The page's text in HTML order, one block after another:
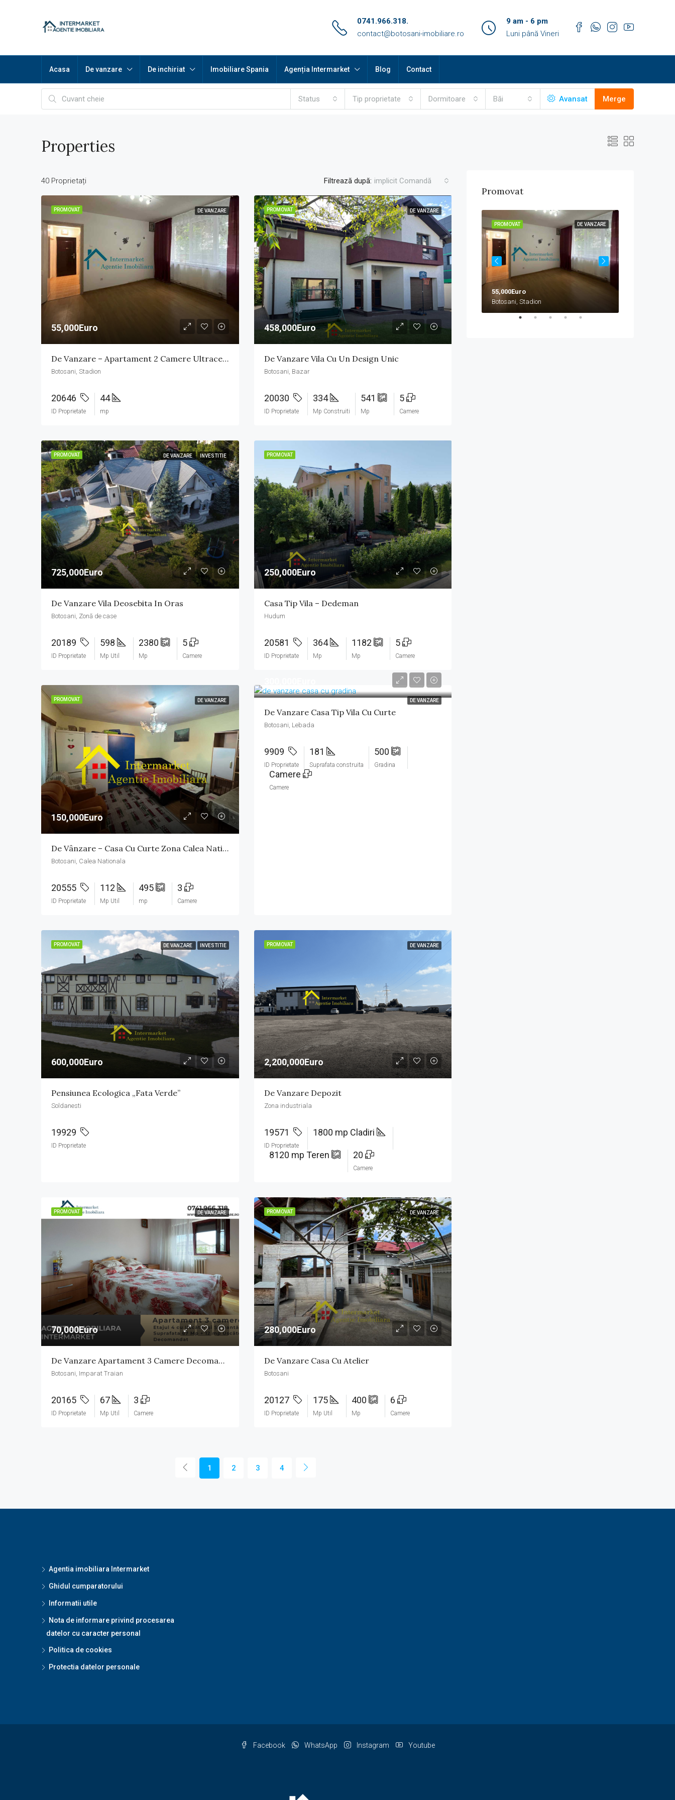
0741.966.318.
contact@botosani-imobiliare.ro
9 am - 6 pm
Luni până Vineri
Acasa De vanzare De inchiriat Imobiliare Spania Agenția Intermarket Blog Contact
Status Tip proprietate Dormitoare Băi Avansat Merge
Properties
40 Proprietați Filtrează după: implicit Comandă
PROMOVAT DE VANZARE
55,000Euro
De Vanzare – Apartament 2 Camere Ultracentral
Botosani, Stadion
20646
ID Proprietate
44
mp
PROMOVAT DE VANZARE
458,000Euro
De Vanzare Vila Cu Un Design Unic
Botosani, Bazar
20030
ID Proprietate
334
Mp Construiti
541
Mp
5
Camere
PROMOVAT DE VANZARE INVESTITIE
725,000Euro
De Vanzare Vila Deosebita In Oras
Botosani, Zonă de case
20189
ID Proprietate
598
Mp Util
2380
Mp
5
Camere
PROMOVAT
250,000Euro
Casa Tip Vila – Dedeman
Hudum
20581
ID Proprietate
364
Mp
1182
Mp
5
Camere
PROMOVAT DE VANZARE
150,000Euro
De Vânzare – Casa Cu Curte Zona Calea Nationala
Botosani, Calea Nationala
20555
ID Proprietate
112
Mp Util
495
mp
3
Camere
DE VANZARE
De Vanzare Casa Tip Vila Cu Curte
Botosani, Lebada
9909
ID Proprietate
181
Suprafata construita
500
Gradina
Camere
Camere
PROMOVAT DE VANZARE INVESTITIE
600,000Euro
Pensiunea Ecologica „Fata Verde”
Soldanesti
19929
ID Proprietate
PROMOVAT DE VANZARE
2,200,000Euro
De Vanzare Depozit
Zona industriala
19571
ID Proprietate
1800 mp Cladiri
8120 mp Teren 20
Camere
PROMOVAT DE VANZARE
70,000Euro
De Vanzare Apartament 3 Camere Decomandat
Botosani, Imparat Traian
20165
ID Proprietate
67
Mp Util
3
Camere
PROMOVAT DE VANZARE
280,000Euro
De Vanzare Casa Cu Atelier
Botosani
20127
ID Proprietate
175
Mp Util
400
Mp
6
Camere
1 2 3 4
Promovat
DE VANZARE
PROMOVAT
150,000Euro
DE VANZARE
PROMOVAT
55,000Euro
Botosani, Stadion
Agentia imobiliara Intermarket
Ghidul cumparatorului
Informatii utile
Nota de informare privind procesarea
datelor cu caracter personal
Politica de cookies
Protectia datelor personale
Facebook WhatsApp Instagram Youtube